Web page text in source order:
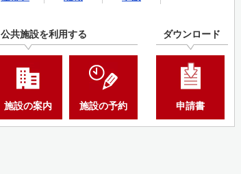
公共施設を利用する
施設の案内 施設の予約
ダウンロード
申請書